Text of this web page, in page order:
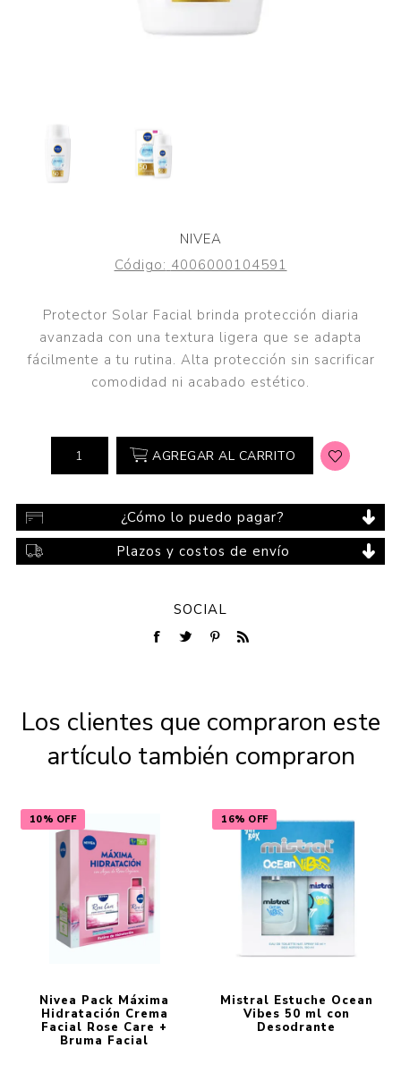
NIVEA
Código: 4006000104591
Protector Solar Facial brinda protección diaria
avanzada con una textura ligera que se adapta
fácilmente a tu rutina. Alta protección sin sacrificar
comodidad ni acabado estético.
AGREGAR AL CARRITO
¿Cómo lo puedo pagar?
Plazos y costos de envío
SOCIAL
Los clientes que compraron este
artículo también compraron
10% OFF
Nivea Pack Máxima
Hidratación Crema
Facial Rose Care +
Bruma Facial
16% OFF
Mistral Estuche Ocean
Vibes 50 ml con
Desodrante